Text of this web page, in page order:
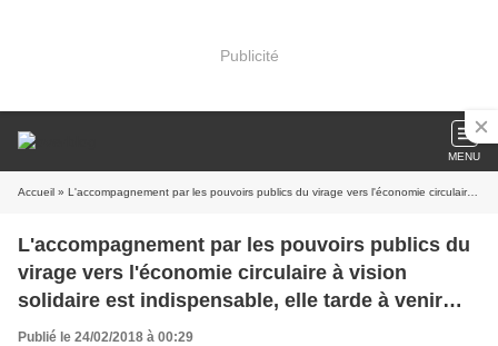
Publicité
MENU
Accueil » L'accompagnement par les pouvoirs publics du virage vers l'économie circulaire à vision solidaire est indispensable, elle tarde à venir pourtant.
L'accompagnement par les pouvoirs publics du
virage vers l'économie circulaire à vision
solidaire est indispensable, elle tarde à venir
pourtant.
Publié le 24/02/2018 à 00:29